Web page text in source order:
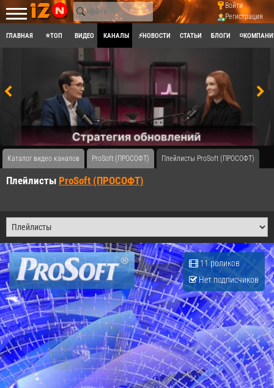
Войти
Регистрация
ГЛАВНАЯ ⭐ТОП ВИДЕО КАНАЛЫ ⚡НОВОСТИ СТАТЬИ БЛОГИ
Каталог видео каналов ProSoft (ПРОСОФТ) Плейлисты ProSoft (ПРОСОФТ)
Плейлисты ProSoft (ПРОСОФТ)
11 роликов
Нет подписчиков